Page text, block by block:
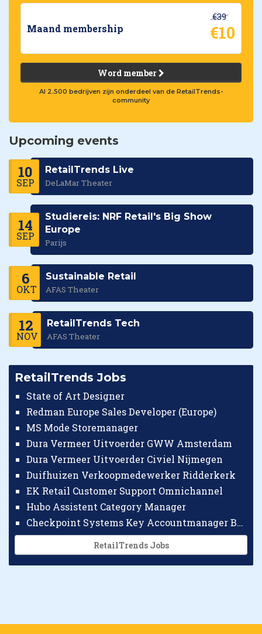
Maand membership
€39
€10
Word member
Al 2.500 bedrijven zijn onderdeel van de RetailTrends-
community
Upcoming events
10
SEP
RetailTrends Live
DeLaMar Theater
14
SEP
Studiereis: NRF Retail's Big Show
Europe
Parijs
6
OKT
Sustainable Retail
AFAS Theater
12
NOV
RetailTrends Tech
AFAS Theater
RetailTrends Jobs
State of Art Designer
Redman Europe Sales Developer (Europe)
MS Mode Storemanager
Dura Vermeer Uitvoerder GWW Amsterdam
Dura Vermeer Uitvoerder Civiel Nijmegen
Duifhuizen Verkoopmedewerker Ridderkerk
EK Retail Customer Support Omnichannel
Hubo Assistent Category Manager
Checkpoint Systems Key Accountmanager Benelux
RetailTrends Jobs